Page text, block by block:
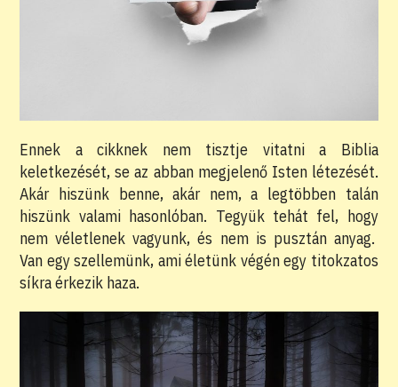
Ennek a cikknek nem tisztje vitatni a Biblia
keletkezését, se az abban megjelenő Isten létezését.
Akár hiszünk benne, akár nem, a legtöbben talán
hiszünk valami hasonlóban. Tegyük tehát fel, hogy
nem véletlenek vagyunk, és nem is pusztán anyag.
Van egy szellemünk, ami életünk végén egy titokzatos
síkra érkezik haza.